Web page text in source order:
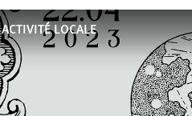
ACTIVITÉ LOCALE